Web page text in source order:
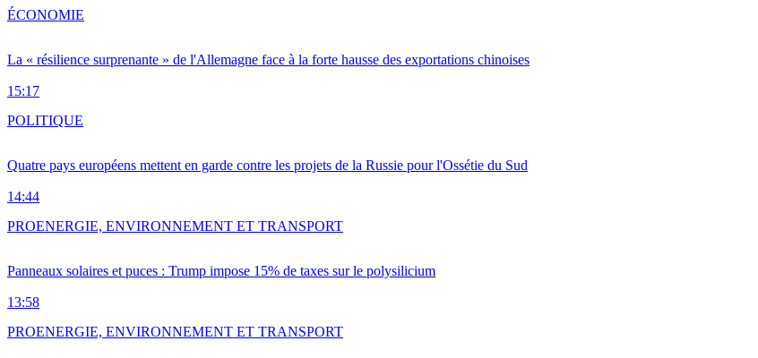
La « résilience surprenante » de l'Allemagne face à la forte hausse des exportations chinoises
15:17
ÉCONOMIE
Quatre pays européens mettent en garde contre les projets de la Russie pour l'Ossétie du Sud
14:44
POLITIQUE
Panneaux solaires et puces : Trump impose 15% de taxes sur le polysilicium
13:58
PROENERGIE, ENVIRONNEMENT ET TRANSPORT
PROENERGIE, ENVIRONNEMENT ET TRANSPORT